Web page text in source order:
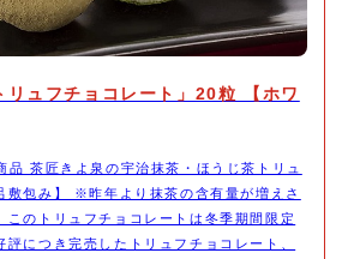
リュフチョコレート」20粒 【ホワ
品 茶匠きよ泉の宇治抹茶・ほうじ茶トリュ
敷包み】 ※昨年より抹茶の含有量が増えさ
このトリュフチョコレートは冬季期間限定
につき完売したトリュフチョコレート、